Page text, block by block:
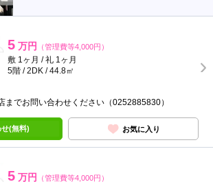
5 万円 （管理費等4,000円）
敷 1ヶ月 / 礼 1ヶ月
5階 / 2DK / 44.8㎡
までお問い合わせください（0252885830）
(無料) お気に入り
5 万円 （管理費等4,000円）